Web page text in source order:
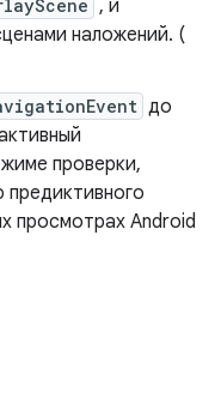
, и
наложений. (
до
проверки,
предиктивного
просмотрах Android